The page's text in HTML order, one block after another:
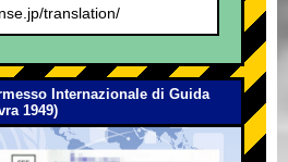
translation/
Internazionale di Guida
1949)